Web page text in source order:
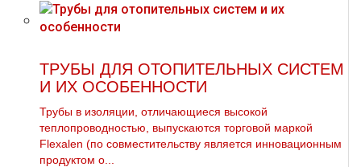
ТРУБЫ ДЛЯ ОТОПИТЕЛЬНЫХ СИСТЕМ
И ИХ ОСОБЕННОСТИ
Трубы в изоляции, отличающиеся высокой
теплопроводностью, выпускаются торговой маркой
Flexalen (по совместительству является инновационным
продуктом о...